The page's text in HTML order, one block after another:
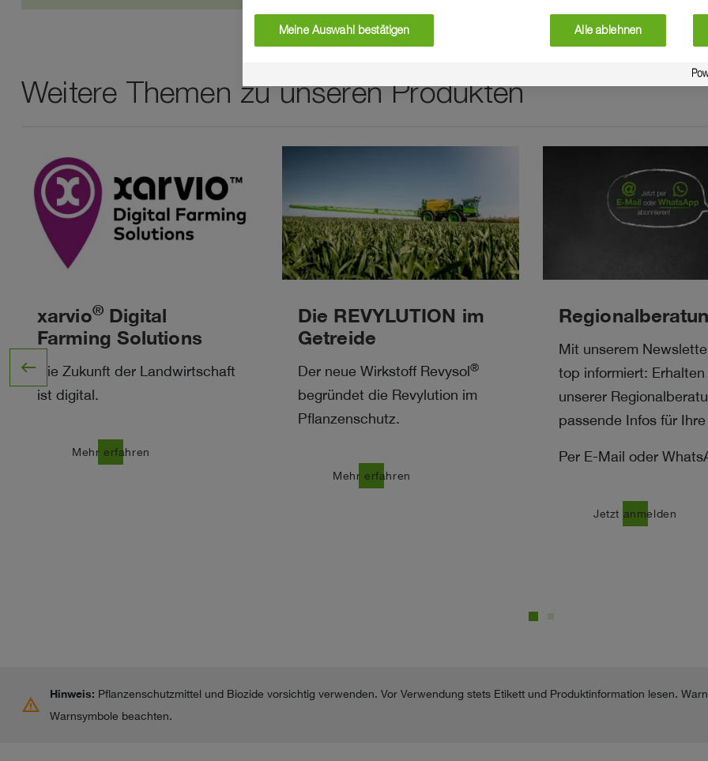
Weitere Themen zu unseren Produkten
xarvio®Digital
Farming Solutions
Die Zukunft der Landwirtschaft
ist digital.
Mehr erfahren
Die REVYLUTION im
Getreide
Der neue Wirkstoff Revysol®
begründet die Revylution im
Pflanzenschutz.
Mehr erfahren
Mit unserem
top informiert:
unserer
passende Infos für
Per E-Mail oder
Jetzt anmelden
west
warning Hinweis: Pflanzenschutzmittel und Biozide vorsichtig verwenden. Vor Verwendung stets Etikett und Produktinformation lesen.
Warnsymbole beachten.
Meine Auswahl bestätigen Alle ablehnen